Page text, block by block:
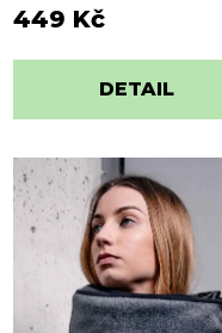
449 Kč
DETAIL